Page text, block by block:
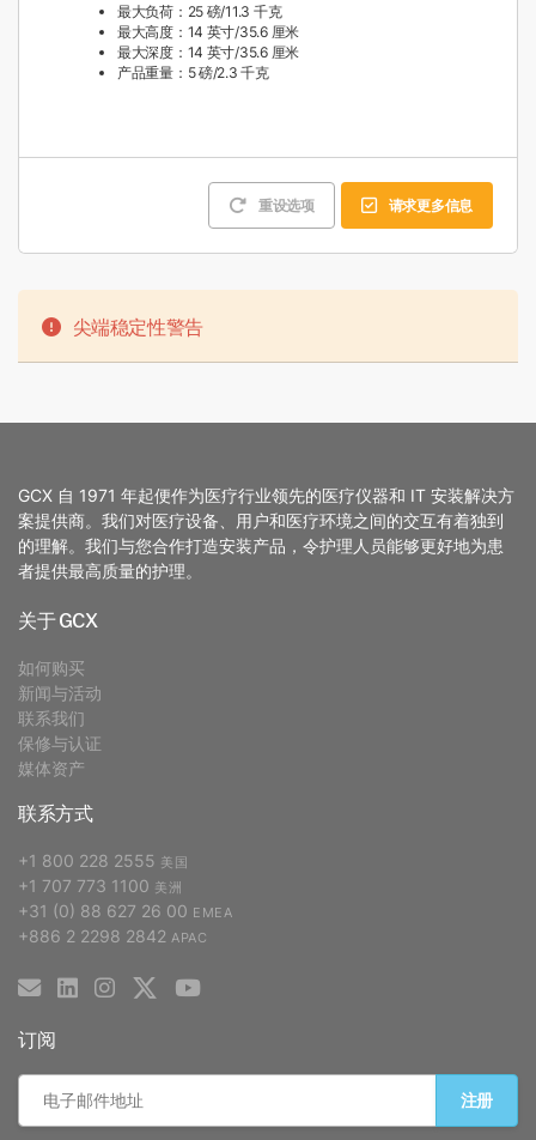
最大负荷：25 磅/11.3 千克
最大高度：14 英寸/35.6 厘米
最大深度：14 英寸/35.6 厘米
产品重量：5 磅/2.3 千克
重设选项 请求更多信息
尖端稳定性警告
GCX 自 1971 年起便作为医疗行业领先的医疗仪器和 IT 安装解决方
案提供商。我们对医疗设备、用户和医疗环境之间的交互有着独到
的理解。我们与您合作打造安装产品，令护理人员能够更好地为患
者提供最高质量的护理。
关于 GCX
如何购买
新闻与活动
联系我们
保修与认证
媒体资产
联系方式
+1 800 228 2555 美国
+1 707 773 1100 美洲
+31 (0) 88 627 26 00 EMEA
+886 2 2298 2842 APAC
订阅
注册